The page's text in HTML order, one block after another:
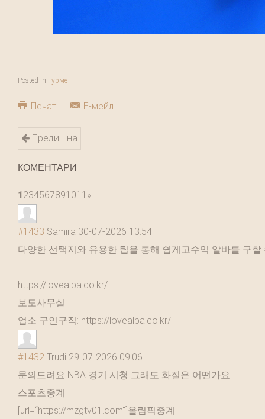
Posted in Гурме
Печат Е-мейл
Предишна
КОМЕНТАРИ
1234567891011 »
#1433 Samira 30-07-2026 13:54
다양한 선택지와 유용한 팁을 통해 쉽게고수익 알바를 구
https://lovealba.co.kr/
보도사무실
업소 구인구직: https://lovealba.co.kr/
#1432 Trudi 29-07-2026 09:06
문의드려요 NBA 경기 시청 그래도 화질은 어떤가요
스포츠중계
[url=“https://mzgtv01.com"]올림픽중계